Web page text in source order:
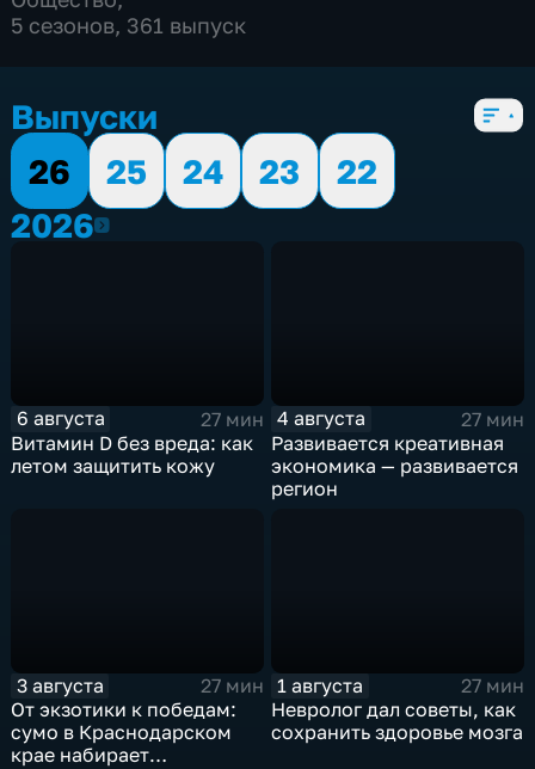
5 сезонов, 361 выпуск
Выпуски
26
25 24 23
22
20262026
6 августа
27 мин
Витамин D без вреда: как
летом защитить кожу
4 августа
27 мин
Развивается креативная
экономика — развивается
регион
3 августа
27 мин
От экзотики к победам:
сумо в Краснодарском
крае набирает
1 августа
27 мин
Невролог дал советы, как
сохранить здоровье мозга